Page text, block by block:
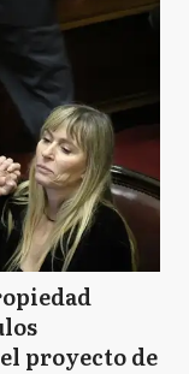
proyecto de